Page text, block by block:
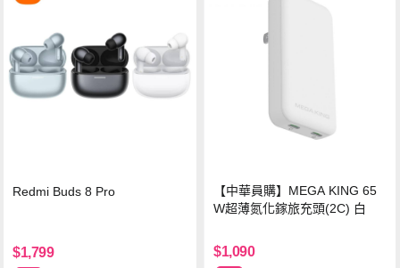
Redmi Buds 8 Pro
$1,799
【中華員購】MEGA KING 65
W超薄氮化鎵旅充頭(2C) 白
$1,090